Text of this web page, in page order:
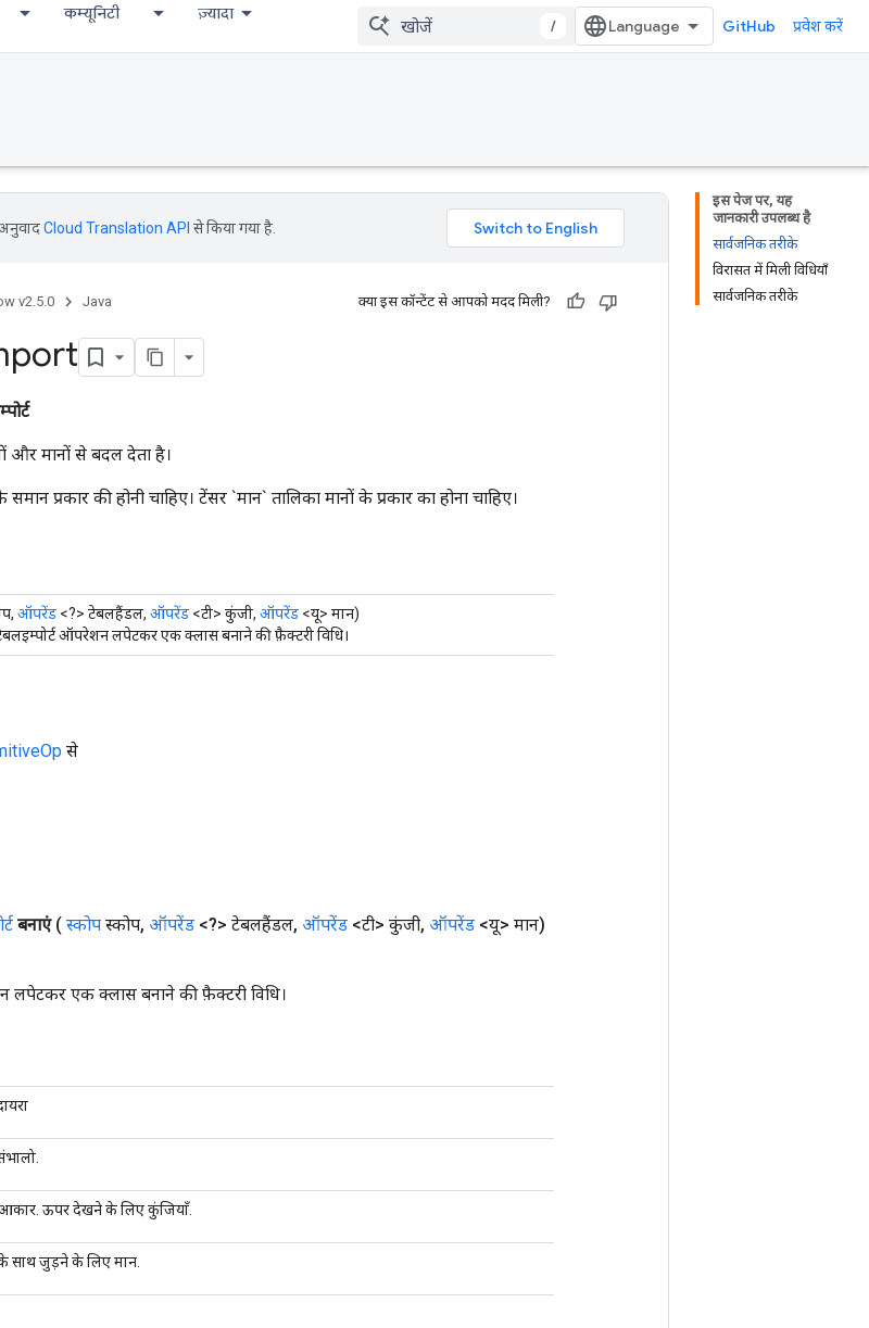
कम्यूनिटी ज़्यादा
/ GitHub प्रवेश करें
इस पेज पर, यह
जानकारी उपलब्ध है
सार्वजनिक तरीके
विरासत में मिली विधियाँ
सार्वजनिक तरीके
Cloud Translation API से किया गया है.
v2.5.0 Java क्या इस कॉन्टेंट से आपको मदद मिली?
और मानों से बदल देता है।
प्रकार की होनी चाहिए। टेंसर `मान` तालिका मानों के प्रकार का होना चाहिए।
ऑपरेंड <?> टेबलहैंडल, ऑपरेंड <टी> कुंजी, ऑपरेंड <यू> मान)
ऑपरेशन लपेटकर एक क्लास बनाने की फ़ैक्टरी विधि।
से
बनाएं ( स्कोप स्कोप, ऑपरेंड <?> टेबलहैंडल, ऑपरेंड <टी> कुंजी, ऑपरेंड <यू> मान)
एक क्लास बनाने की फ़ैक्टरी विधि।
ऊपर देखने के लिए कुंजियाँ.
साथ जुड़ने के लिए मान.